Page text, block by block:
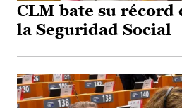
CLM bate su récord
la Seguridad Social